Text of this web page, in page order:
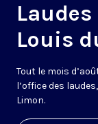
Louis
Tout le mois
l’office des
Limon.